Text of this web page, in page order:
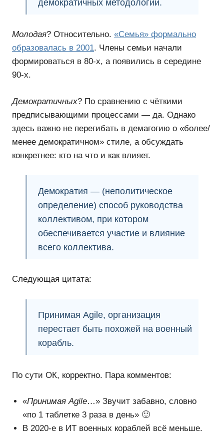
демократичныхметодологий.
Молодая? Относительно. «Семья» формально
образовалась в 2001. Члены семьи начали
формироваться в 80-х, а появились в середине
90-х.
Демократичных? По сравнению с чёткими
предписывающими процессами — да. Однако
здесь важно не перегибать в демагогию о «более/
менее демократичном» стиле, а обсуждать
конкретнее: кто на что и как влияет.
Демократия — (неполитическое
определение) способ руководства
коллективом, при котором
обеспечивается участие и влияние
всего коллектива.
Следующая цитата:
Принимая Agile, организация
перестает быть похожей на военный
корабль.
По сути ОК, корректно. Пара комментов:
«Принимая Agile…» Звучит забавно, словно
«по 1 таблетке 3 раза в день» 🙂
В 2020-е в ИТ военных кораблей всё меньше.